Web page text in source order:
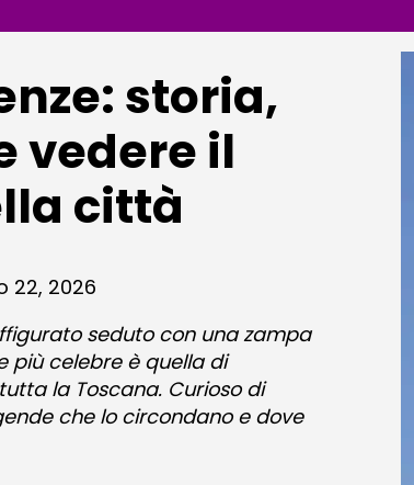
storia,
vedere il
città
22, 2026
seduto con una zampa
più celebre è quella di
la Toscana. Curioso di
che lo circondano e dove